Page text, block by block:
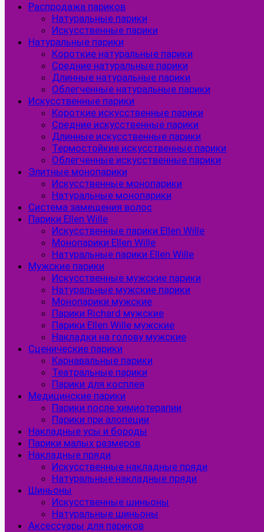
Распродажа париков
Натуральные парики
Искусственные парики
Натуральные парики
Короткие натуральные парики
Средние натуральные парики
Длинные натуральные парики
Облегченные натуральные парики
Искусственные парики
Короткие искусственные парики
Средние искусственные парики
Длинные искусственные парики
Термостойкие искусственные парики
Облегченные искусственные парики
Элитные монопарики
Искусственные монопарики
Натуральные монопарики
Система замещения волос
Парики Ellen Wille
Искусственные парики Ellen Wille
Монопарики Ellen Wille
Натуральные парики Ellen Wille
Мужские парики
Искусственные мужские парики
Натуральные мужские парики
Монопарики мужские
Парики Richard мужские
Парики Ellen Wille мужские
Накладки на голову мужские
Сценические парики
Карнавальные парики
Театральные парики
Парики для косплея
Медицинские парики
Парики после химиотерапии
Парики при алопеции
Накладные усы и бороды
Парики малых размеров
Накладные пряди
Искусственные накладные пряди
Натуральные накладные пряди
Шиньоны
Искусственные шиньоны
Натуральные шиньоны
Аксессуары для париков